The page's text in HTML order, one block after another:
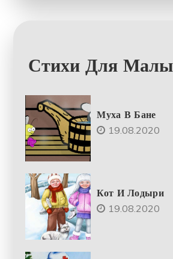
Стихи Для
Муха В Бане
19.08.2020
Кот И Лодыри
19.08.2020